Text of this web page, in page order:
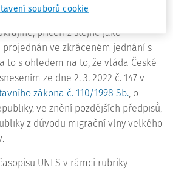
řadě zákonů reagujících na
přičemž stejně jako
projednán ve zkráceném jednání s
to s ohledem na to, že vláda České
ze dne 2. 3. 2022 č. 147 v
zákona č. 110/1998 Sb., o
ve znění pozdějších předpisů,
z důvodu migrační vlny velkého
UNES v rámci rubriky
souborů cookie